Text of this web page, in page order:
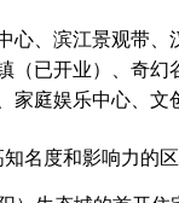
滨江景观带、
（已开业）、奇
家庭娱乐中心、文
名度和影响力的